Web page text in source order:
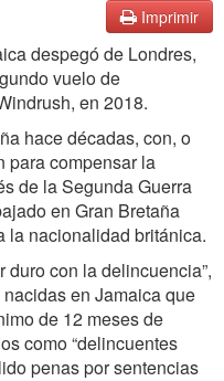
Imprimir
despegó de Londres,
vuelo de
en 2018.
hace décadas, con, o
para compensar la
de la Segunda Guerra
en Gran Bretaña
la nacionalidad británica.
duro con la delincuencia”,
en Jamaica que
de 12 meses de
como “delincuentes
penas por sentencias